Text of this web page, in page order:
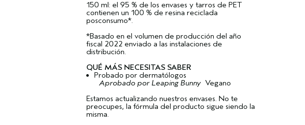
150 ml: el 95 % de los envases y tarros de PET
contienen un 100 % de resina reciclada
posconsumo*.
*Basado en el volumen de producción del año
fiscal 2022 enviado a las instalaciones de
distribución.
QUÉ MÁS NECESITAS SABER
Probado por dermatólogos
Aprobado por Leaping Bunny Vegano
Estamos actualizando nuestros envases. No te
preocupes, la fórmula del producto sigue siendo la
misma.